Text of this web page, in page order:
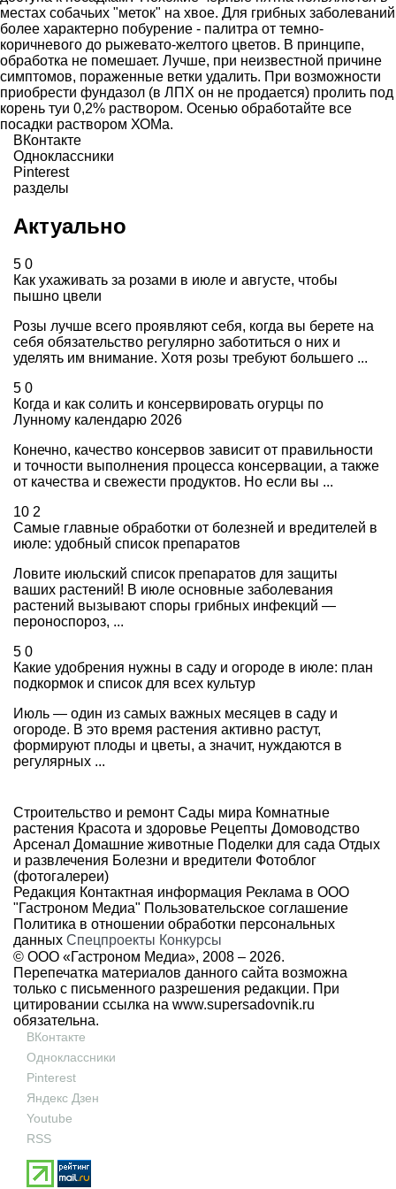
местах собачьих "меток" на хвое. Для грибных заболеваний
более характерно побурение - палитра от темно-
коричневого до рыжевато-желтого цветов. В принципе,
обработка не помешает. Лучше, при неизвестной причине
симптомов, пораженные ветки удалить. При возможности
приобрести фундазол (в ЛПХ он не продается) пролить под
корень туи 0,2% раствором. Осенью обработайте все
посадки раствором ХОМа.
ВКонтакте
Одноклассники
Pinterest
разделы
Актуально
5 0
Как ухаживать за розами в июле и августе, чтобы
пышно цвели
Розы лучше всего проявляют себя, когда вы берете на
себя обязательство регулярно заботиться о них и
уделять им внимание. Хотя розы требуют большего ...
5 0
Когда и как солить и консервировать огурцы по
Лунному календарю 2026
Конечно, качество консервов зависит от правильности
и точности выполнения процесса консервации, а также
от качества и свежести продуктов. Но если вы ...
10 2
Самые главные обработки от болезней и вредителей в
июле: удобный список препаратов
Ловите июльский список препаратов для защиты
ваших растений! В июле основные заболевания
растений вызывают споры грибных инфекций —
пероноспороз, ...
5 0
Какие удобрения нужны в саду и огороде в июле: план
подкормок и список для всех культур
Июль — один из самых важных месяцев в саду и
огороде. В это время растения активно растут,
формируют плоды и цветы, а значит, нуждаются в
регулярных ...
Строительство и ремонт Сады мира Комнатные
растения Красота и здоровье Рецепты Домоводство
Арсенал Домашние животные Поделки для сада Отдых
и развлечения Болезни и вредители Фотоблог
(фотогалереи)
Редакция Контактная информация Реклама в ООО
"Гастроном Медиа" Пользовательское соглашение
Политика в отношении обработки персональных
данных Спецпроекты Конкурсы
© ООО «Гастроном Медиа», 2008 – 2026.
Перепечатка материалов данного сайта возможна
только с письменного разрешения редакции. При
цитировании ссылка на www.supersadovnik.ru
обязательна.
ВКонтакте
Одноклассники
Pinterest
Яндекс Дзен
Youtube
RSS